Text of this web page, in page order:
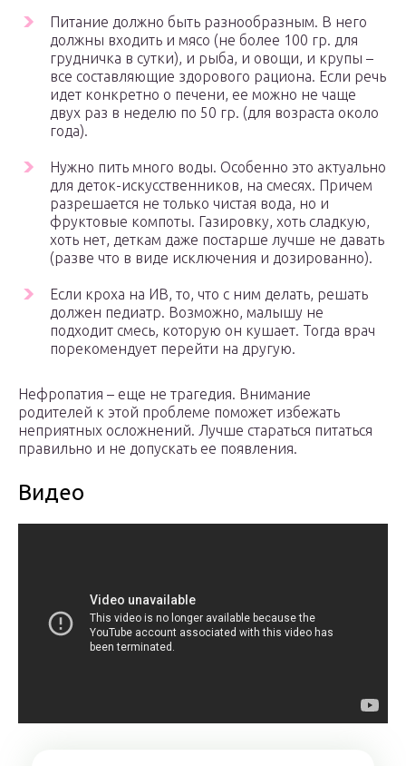
Питание должно быть разнообразным. В него
должны входить и мясо (не более 100 гр. для
грудничка в сутки), и рыба, и овощи, и крупы –
все составляющие здорового рациона. Если речь
идет конкретно о печени, ее можно не чаще
двух раз в неделю по 50 гр. (для возраста около
года).
Нужно пить много воды. Особенно это актуально
для деток-искусственников, на смесях. Причем
разрешается не только чистая вода, но и
фруктовые компоты. Газировку, хоть сладкую,
хоть нет, деткам даже постарше лучше не давать
(разве что в виде исключения и дозированно).
Если кроха на ИВ, то, что с ним делать, решать
должен педиатр. Возможно, малышу не
подходит смесь, которую он кушает. Тогда врач
порекомендует перейти на другую.
Нефропатия – еще не трагедия. Внимание
родителей к этой проблеме поможет избежать
неприятных осложнений. Лучше стараться питаться
правильно и не допускать ее появления.
Видео